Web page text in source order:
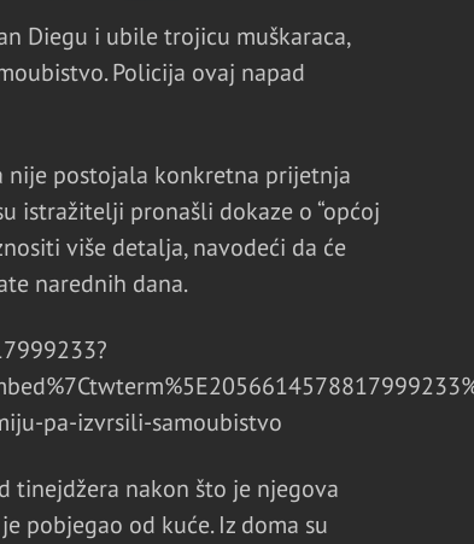
Diegu i ubile trojicu muškaraca,
Policija ovaj napad
nije postojala konkretna prijetnja
istražitelji pronašli dokaze o “općoj
više detalja, navodeći da će
narednih dana.
pa-izvrsili-samoubistvo
tinejdžera nakon što je njegova
pobjegao od kuće. Iz doma su